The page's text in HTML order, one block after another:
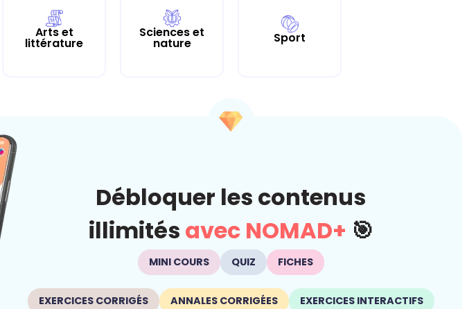
Arts et
littérature
Sciences et
nature Sport
Débloquer les contenus
illimités avec NOMAD+ 🎯
MINI COURS QUIZ FICHES
EXERCICES CORRIGÉS ANNALES CORRIGÉES EXERCICES INTERACTIFS